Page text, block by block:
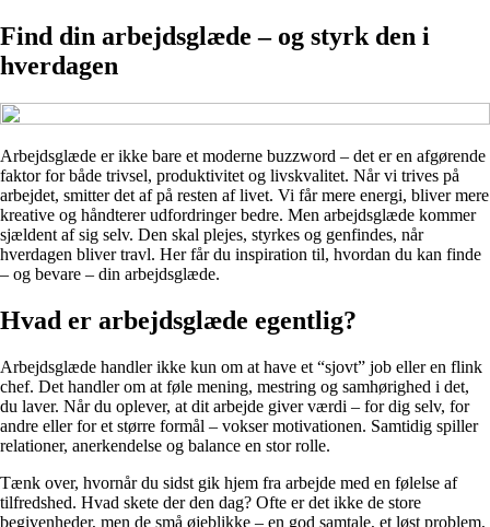
Find din arbejdsglæde – og styrk den i
hverdagen
Arbejdsglæde er ikke bare et moderne buzzword – det er en afgørende
faktor for både trivsel, produktivitet og livskvalitet. Når vi trives på
arbejdet, smitter det af på resten af livet. Vi får mere energi, bliver mere
kreative og håndterer udfordringer bedre. Men arbejdsglæde kommer
sjældent af sig selv. Den skal plejes, styrkes og genfindes, når
hverdagen bliver travl. Her får du inspiration til, hvordan du kan finde
– og bevare – din arbejdsglæde.
Hvad er arbejdsglæde egentlig?
Arbejdsglæde handler ikke kun om at have et “sjovt” job eller en flink
chef. Det handler om at føle mening, mestring og samhørighed i det,
du laver. Når du oplever, at dit arbejde giver værdi – for dig selv, for
andre eller for et større formål – vokser motivationen. Samtidig spiller
relationer, anerkendelse og balance en stor rolle.
Tænk over, hvornår du sidst gik hjem fra arbejde med en følelse af
tilfredshed. Hvad skete der den dag? Ofte er det ikke de store
begivenheder, men de små øjeblikke – en god samtale, et løst problem,